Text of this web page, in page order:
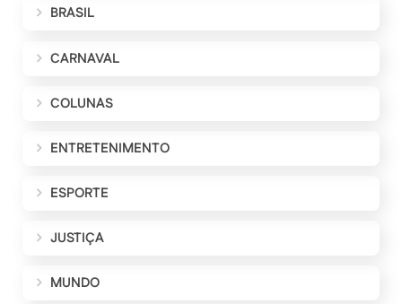
BRASIL
CARNAVAL
COLUNAS
ENTRETENIMENTO
ESPORTE
JUSTIÇA
MUNDO